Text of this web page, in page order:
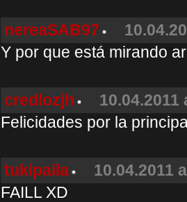
nereaSAB97
Y por que está mirando
credlozjh
10.04.2011
Felicidades por la
tukipaila
10.04.2011
FAILL XD